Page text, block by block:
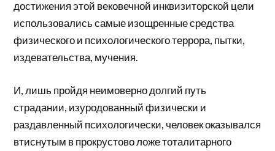
достижения этой вековечной инквизиторской цели
использовались самые изощренные средства
физического и психологического террора, пытки,
издевательства, мучения.
И, лишь пройдя неимоверно долгий путь
страдании, изуродованный физически и
раздавленный психологически, человек оказывался
втиснутым в прокрустово ложе тоталитарного